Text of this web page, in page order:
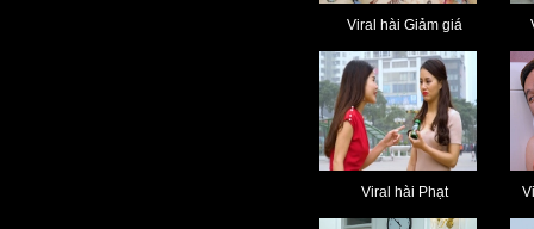
Viral hài Giảm giá
Viral hài Phạt